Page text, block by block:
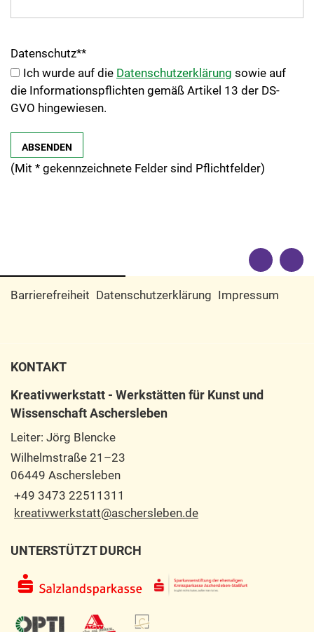
Datenschutz**
Ich wurde auf die Datenschutzerklärung sowie auf
die Informationspflichten gemäß Artikel 13 der DS-
GVO hingewiesen.
(Mit * gekennzeichnete Felder sind Pflichtfelder)
Barrierefreiheit Datenschutzerklärung Impressum
KONTAKT
Kreativwerkstatt - Werkstätten für Kunst und
Wissenschaft Aschersleben
Leiter: Jörg Blencke
Wilhelmstraße 21–23
06449 Aschersleben
+49 3473 22511311
kreativwerkstatt@aschersleben.de
UNTERSTÜTZT DURCH